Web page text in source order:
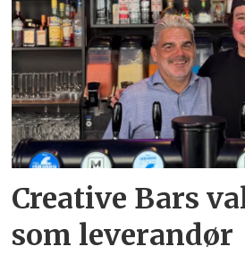
Creative Bars
som leverandør